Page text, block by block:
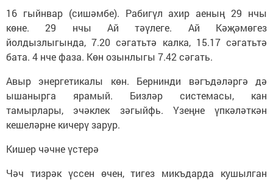
16 гыйнвар (сишәмбе). Рабигүл ахир аеның 29 нчы
көне. 29 нчы Ай тәүлеге. Ай Кәҗәмөгез
йолдызлыгында, 7.20 сәгатьтә калка, 15.17 сәгатьтә
бата. 4 нче фаза. Көн озынлыгы 7.42 сәгать.
Авыр энергетикалы көн. Бернинди вәгъдәләргә дә
ышанырга ярамый. Бизләр системасы, кан
тамырлары, эчәклек зәгыйфь. Үзеңне үпкәләткән
кешеләрне кичерү зарур.
Кишер чәчне үстерә
Чәч тизрәк үссен өчен, тигез микъдарда кушылган